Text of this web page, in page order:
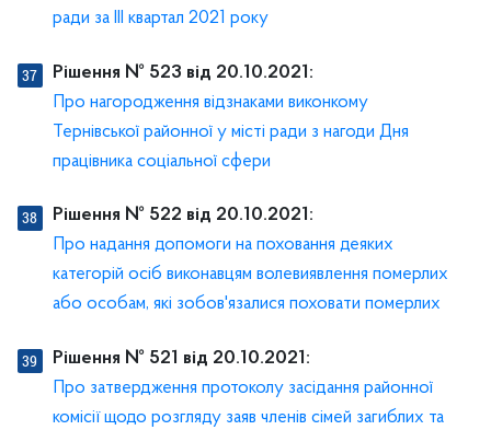
ради за III квартал 2021 року
Рішення № 523 від 20.10.2021:
Про нагородження відзнаками виконкому
Тернівської районної у місті ради з нагоди Дня
працівника соціальної сфери
Рішення № 522 від 20.10.2021:
Про надання допомоги на поховання деяких
категорій осіб виконавцям волевиявлення померлих
або особам, які зобов'язалися поховати померлих
Рішення № 521 від 20.10.2021:
Про затвердження протоколу засідання районної
комісії щодо розгляду заяв членів сімей загиблих та